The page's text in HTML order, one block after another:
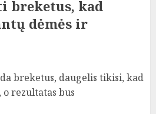
breketus, kad
dėmės ir
breketus, daugelis tikisi, kad
o rezultatas bus